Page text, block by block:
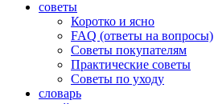
советы
Коротко и ясно
FAQ (ответы на вопросы)
Советы покупателям
Практические советы
Советы по уходу
словарь